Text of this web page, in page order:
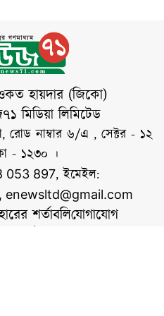
হায়দার (জিকো)
মিডিয়া লিমিটেড
রোড নাম্বার ৬/এ , সেক্টর - ১২
- ১২৩০ ।
053 897, ইমেইল:
, enewsltd@gmail.com
শর্তাবলিযোগাযোগ